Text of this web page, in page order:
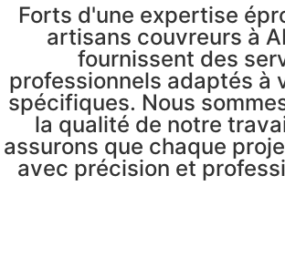
Forts d'une expertise
artisans couvreurs à
fournissent des
professionnels adaptés à
spécifiques. Nous
la qualité de notre
assurons que chaque
avec précision et